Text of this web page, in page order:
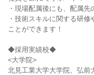
・現場配属後にも、配属
・技術スキルに関する研
ことができます！
◆採用実績校◆
<大学院>
北見工業大学大学院、弘前